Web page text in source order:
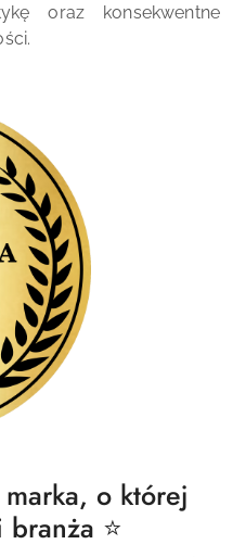
oraz konsekwentne
o której
⭐